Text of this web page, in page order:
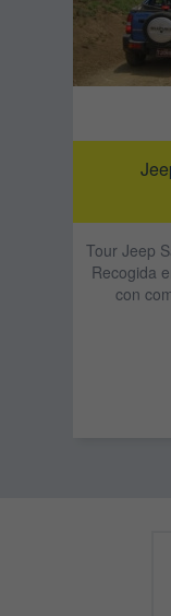
Tour Jeep
Recogida
con